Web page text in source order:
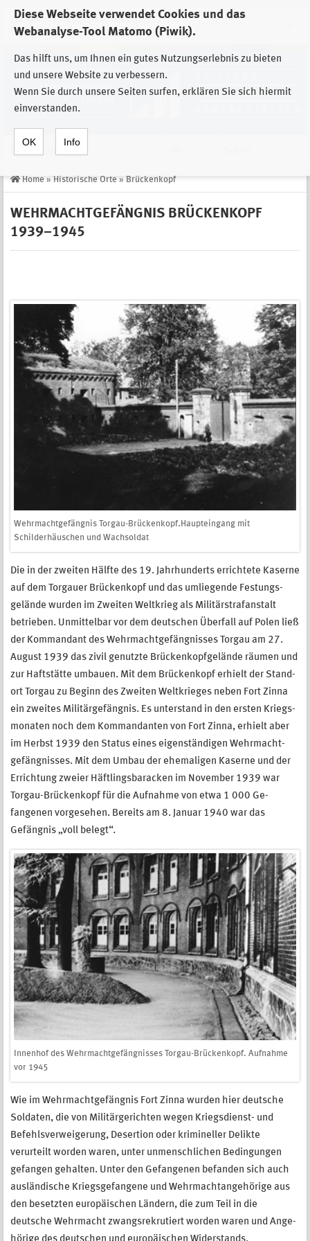
Diese Webseite verwendet Cookies und das
Webanalyse-Tool Matomo (Piwik).
Das hilft uns, um Ihnen ein gutes Nutzungserlebnis zu bieten
und unsere Website zu verbessern.
Wenn Sie durch unsere Seiten surfen, erklären Sie sich hiermit
einverstanden.
OK Info
Zur Auswahl der Einrichtungen der
Stiftung Sächsische Gedenkstätten
Home » Historische Orte » Brückenkopf
WEHRMACHTGEFÄNGNIS BRÜCKENKOPF
1939–1945
Wehrmachtgefängnis Torgau-Brückenkopf.Haupteingang mit
Schilderhäuschen und Wachsoldat
Die in der zweiten Hälfte des 19. Jahr­hunderts errichtete Kaserne
auf dem Tor­gauer Brückenkopf und das um­liegende Festungs­
gelände wurden im Zweiten Welt­krieg als Militärstraf­anstalt
betrieben. Unmittel­bar vor dem deutschen Überfall auf Polen ließ
der Komman­dant des Wehrmacht­gefängnisses Tor­gau am 27.
August 1939 das zivil genutzte Brückenkopf­gelände räumen und
zur Haftstätte umbauen. Mit dem Brückenkopf er­hielt der Stand­
ort Torgau zu Be­ginn des Zweiten Welt­krieges neben Fort Zinna
ein zweites Militär­gefängnis. Es unter­stand in den ersten Kriegs­
monaten noch dem Kom­man­danten von Fort Zinna, erhielt aber
im Herbst 1939 den Status eines eigenständigen Wehrmacht­
gefängnisses. Mit dem Umbau der ehemaligen Kaserne und der
Errich­tung zweier Häftlings­baracken im November 1939 war
Torgau-Brückenkopf für die Auf­nahme von etwa 1 000 Ge­
fangenen vor­gesehen. Bereits am 8. Januar 1940 war das
Gefängnis „voll belegt“.
Innenhof des Wehrmachtgefängnisses Torgau-Brückenkopf. Aufnahme
vor 1945
Wie im Wehrmachtgefängnis Fort Zinna wurden hier deutsche
Soldaten, die von Militärgerichten wegen Kriegsdienst- und
Befehlsverweigerung, Desertion oder krimineller Delikte
verurteilt worden waren, unter un­mensch­lichen Bedingungen
gefangen gehalten. Unter den Gefangenen be­fanden sich auch
ausländische Kriegsgefangene und Wehrmachtangehörige aus
den be­setzten europäischen Ländern, die zum Teil in die
deutsche Wehrmacht zwangsrekrutiert worden waren und Ange­